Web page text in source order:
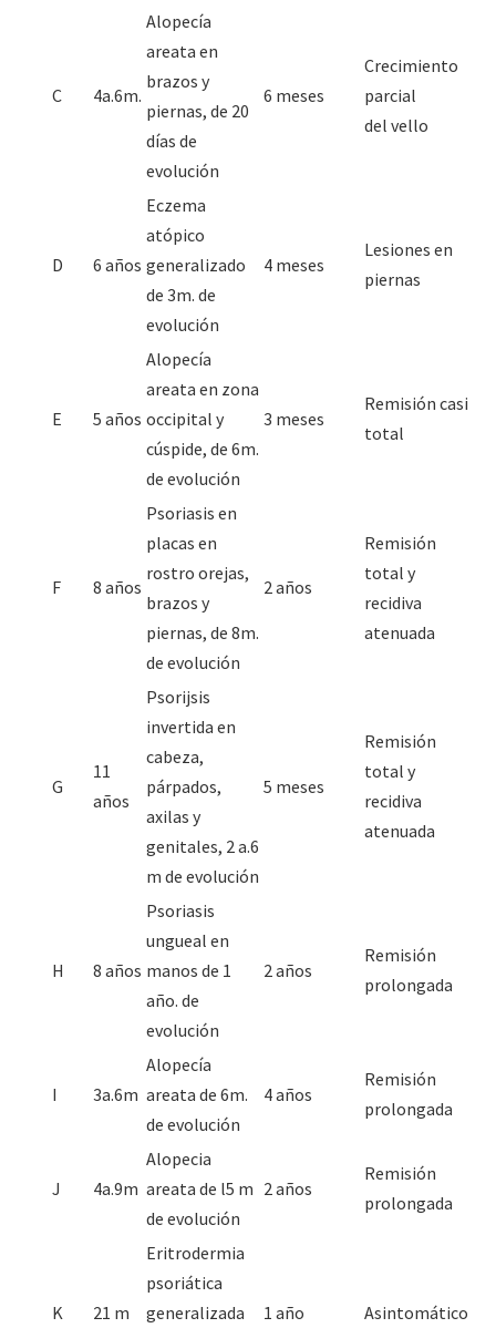
C 4a.6m.
Alopecía
areata en
brazos y
piernas, de 20
días de
evolución
6 meses
Crecimiento
parcial
del vello
D 6 años
Eczema
atópico
generalizado
de 3m. de
evolución
4 meses
Lesiones en
piernas
E 5 años
Alopecía
areata en zona
occipital y
cúspide, de 6m.
de evolución
3 meses
Remisión casi
total
F 8 años
Psoriasis en
placas en
rostro orejas,
brazos y
piernas, de 8m.
de evolución
2 años
Remisión
total y
recidiva
atenuada
G
11
años
Psorijsis
invertida en
cabeza,
párpados,
axilas y
genitales, 2 a.6
m de evolución
5 meses
Remisión
total y
recidiva
atenuada
H 8 años
Psoriasis
ungueal en
manos de 1
año. de
evolución
2 años
Remisión
prolongada
I 3a.6m
Alopecía
areata de 6m.
de evolución
4 años
Remisión
prolongada
J 4a.9m
Alopecia
areata de l5 m
de evolución
2 años
Remisión
prolongada
K 21 m
Eritrodermia
psoriática
generalizada
1 año Asintomático